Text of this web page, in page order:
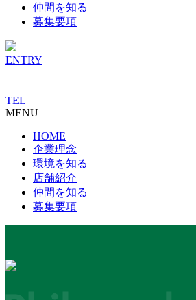
仲間を知る
募集要項
ENTRY
TEL
MENU
HOME
企業理念
環境を知る
店舗紹介
仲間を知る
募集要項